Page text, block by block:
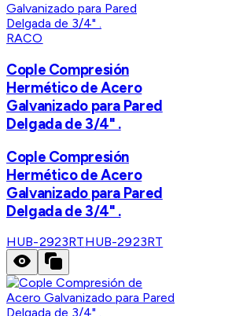
RACO
Cople Compresión
Hermético de Acero
Galvanizado para Pared
Delgada de 3/4" .
Cople Compresión
Hermético de Acero
Galvanizado para Pared
Delgada de 3/4" .
HUB-2923RTHUB-2923RT